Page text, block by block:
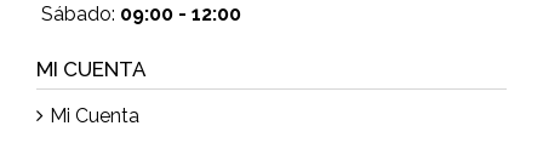
Sábado: 09:00 - 12:00
MI CUENTA
Mi Cuenta